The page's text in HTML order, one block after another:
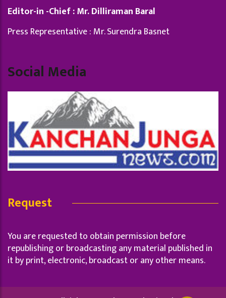
Editor-in -Chief : Mr. Dilliraman Baral
Press Representative : Mr. Surendra Basnet
Social Media
Request
You are requested to obtain permission before
republishing or broadcasting any material published in
it by print, electronic, broadcast or any other means.